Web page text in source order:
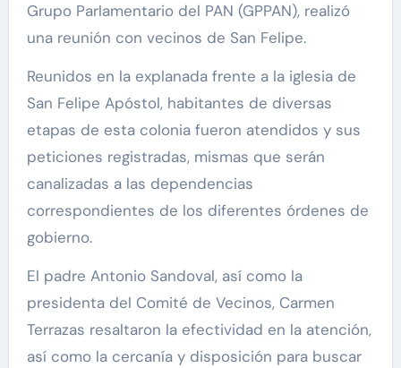
Grupo Parlamentario del PAN (GPPAN), realizó
una reunión con vecinos de San Felipe.
Reunidos en la explanada frente a la iglesia de
San Felipe Apóstol, habitantes de diversas
etapas de esta colonia fueron atendidos y sus
peticiones registradas, mismas que serán
canalizadas a las dependencias
correspondientes de los diferentes órdenes de
gobierno.
El padre Antonio Sandoval, así como la
presidenta del Comité de Vecinos, Carmen
Terrazas resaltaron la efectividad en la atención,
así como la cercanía y disposición para buscar